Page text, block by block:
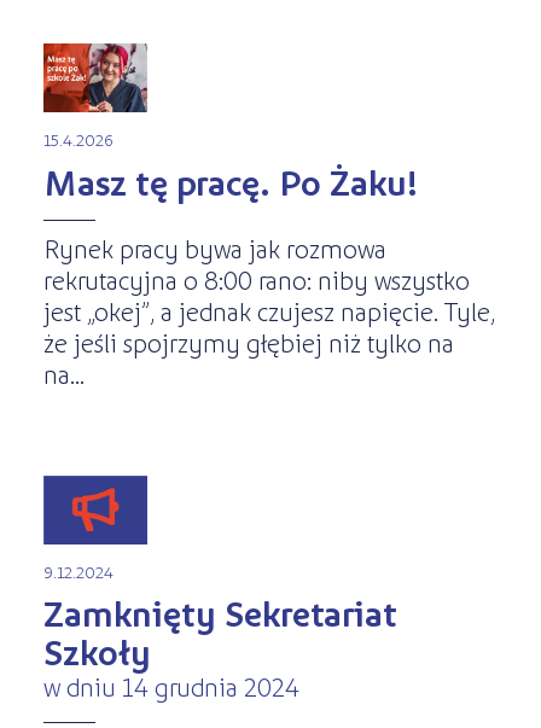
15.4.2026
Masz tę pracę. Po Żaku!
Rynek pracy bywa jak rozmowa
rekrutacyjna o 8:00 rano: niby wszystko
jest „okej”, a jednak czujesz napięcie. Tyle,
że jeśli spojrzymy głębiej niż tylko na
na...
9.12.2024
Zamknięty Sekretariat
Szkoły
w dniu 14 grudnia 2024